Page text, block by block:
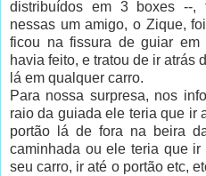
distribuídos em 3 boxes --,
nessas um amigo, o Zique,
ficou na fissura de guiar em
havia feito, e tratou de ir atrás
lá em qualquer carro.
Para nossa surpresa, nos
raio da guiada ele teria que ir
portão lá de fora na beira
caminhada ou ele teria que
seu carro, ir até o portão etc,